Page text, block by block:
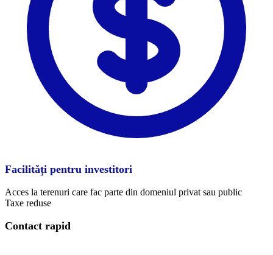
Facilități pentru investitori
Acces la terenuri care fac parte din domeniul privat sau public
Taxe reduse
Contact rapid